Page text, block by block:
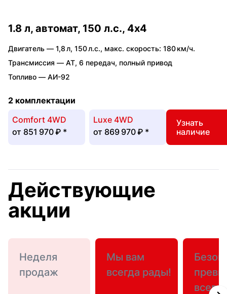
1.8 л, автомат, 150 л.с., 4x4
Двигатель — 1,8 л, 150 л.с., макс. скорость: 180 км/ч.
Трансмиссия — AT, 6 передач, полный привод
Топливо — АИ-92
2 комплектации
Comfort 4WD
от 851 970 ₽ *
Luxe 4WD
от 869 970 ₽ *
Узнать
наличие
Действующие
акции
Неделя
продаж
Мы вам
всегда рады!
всего